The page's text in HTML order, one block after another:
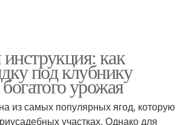
как
под клубнику
урожая
из самых популярных ягод, которую
участках. Однако для